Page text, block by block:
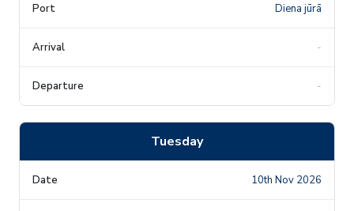
Diena jūrā
-
-
Tuesday
10th Nov 2026